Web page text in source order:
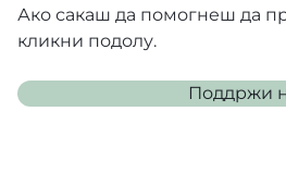
Ако сакаш да помогнеш да
кликни подолу.
Поддржи